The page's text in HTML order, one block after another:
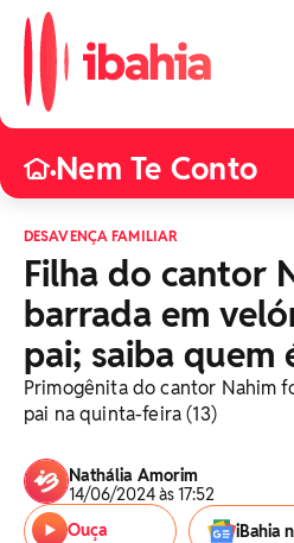
•Nem Te Conto
DESAVENÇA FAMILIAR
Filha do cantor
barrada em
pai; saiba quem
Primogênita do cantor Nahim
pai na quinta-feira (13)
Nathália Amorim
14/06/2024 às 17:52
Ouça
iBahia